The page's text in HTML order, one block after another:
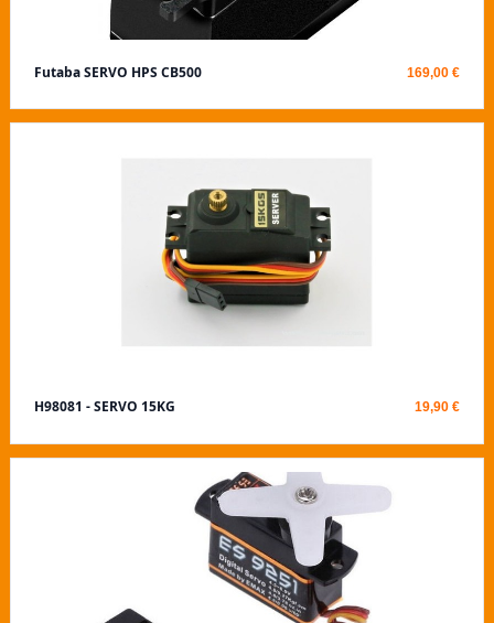
Futaba SERVO HPS CB500 169,00 €
H98081 - SERVO 15KG 19,90 €